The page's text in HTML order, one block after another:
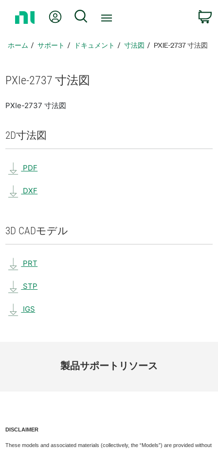
ペ
に
戻
Myアカウント
検索
ホーム サポート ドキュメント 寸法図 PXIE-2737 寸法図
PXIe-2737 寸法図
PXIe-2737 寸法図
2D寸法図
PDF
DXF
3D CADモデル
PRT
STP
IGS
製品サポート リソース
DISCLAIMER
These models and associated materials (collectively, the “Models”) are provided without